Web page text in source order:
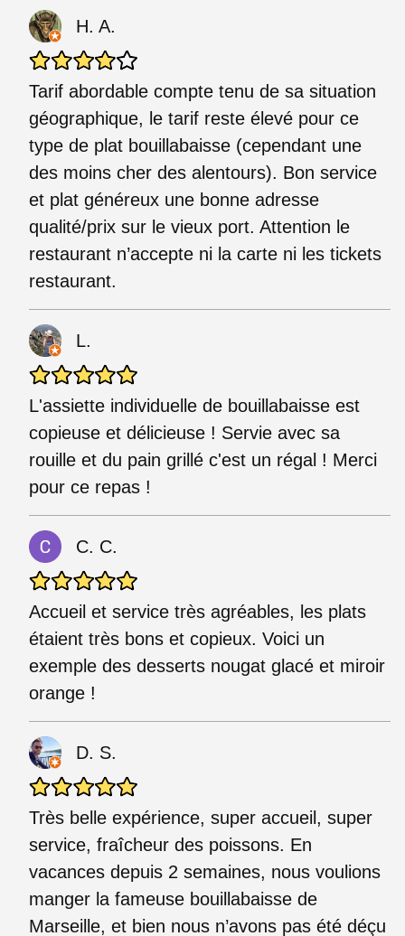
H. A.
Tarif abordable compte tenu de sa situation
géographique, le tarif reste élevé pour ce
type de plat bouillabaisse (cependant une
des moins cher des alentours). Bon service
et plat généreux une bonne adresse
qualité/prix sur le vieux port. Attention le
restaurant n’accepte ni la carte ni les tickets
restaurant.
L.
L'assiette individuelle de bouillabaisse est
copieuse et délicieuse ! Servie avec sa
rouille et du pain grillé c'est un régal ! Merci
pour ce repas !
C. C.
Accueil et service très agréables, les plats
étaient très bons et copieux. Voici un
exemple des desserts nougat glacé et miroir
orange !
D. S.
Très belle expérience, super accueil, super
service, fraîcheur des poissons. En
vacances depuis 2 semaines, nous voulions
manger la fameuse bouillabaisse de
Marseille, et bien nous n’avons pas été déçu